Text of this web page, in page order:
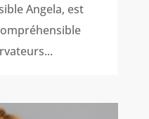
Angela, est